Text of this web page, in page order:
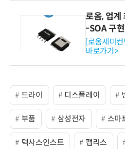
로옴, 업계
-SOA 구
ET 개발
[로옴세미
바로가기>
드라이 디스플레이
부품 삼성전자 스마
텍사스인스트 팹리스